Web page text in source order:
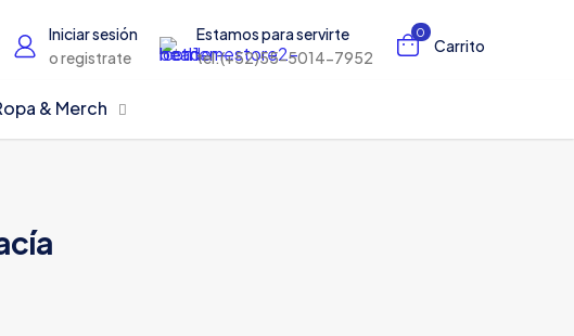
Iniciar sesión
o registrate
Estamos para servirte
tel:(+52)55-5014-7952
0
Carrito
& Merch